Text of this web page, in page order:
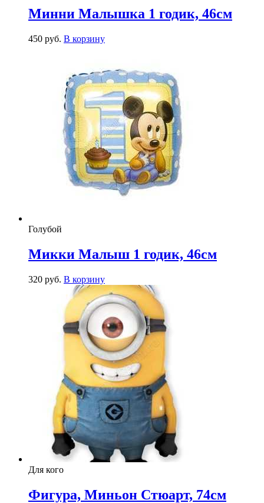
Минни Малышка 1 годик, 46см
450 руб. В корзину
Голубой
Микки Малыш 1 годик, 46см
320 руб. В корзину
Для кого
Фигура, Миньон Стюарт, 74см